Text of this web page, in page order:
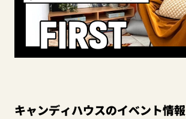
キャンディハウスのイベント情報